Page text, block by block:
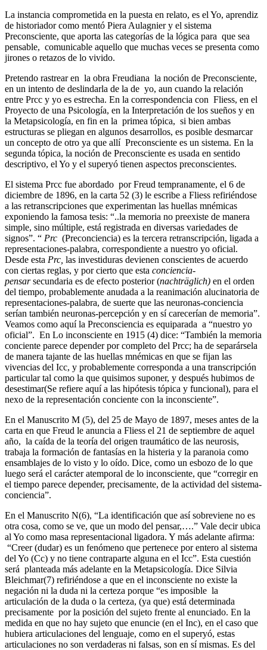
La instancia comprometida en la puesta en relato, es el Yo, aprendiz
de historiador como mentó Piera Aulagnier y el sistema
Preconsciente, que aporta las categorías de la lógica para que sea
pensable, comunicable aquello que muchas veces se presenta como
jirones o retazos de lo vivido.
Pretendo rastrear en la obra Freudiana la noción de Preconsciente,
en un intento de deslindarla de la de yo, aun cuando la relación
entre Prcc y yo es estrecha. En la correspondencia con Fliess, en el
Proyecto de una Psicología, en la Interpretación de los sueños y en
la Metapsicología, en fin en la primea tópica, si bien ambas
estructuras se pliegan en algunos desarrollos, es posible desmarcar
un concepto de otro ya que allí Preconsciente es un sistema. En la
segunda tópica, la noción de Preconsciente es usada en sentido
descriptivo, el Yo y el superyó tienen aspectos preconscientes.
El sistema Prcc fue abordado por Freud tempranamente, el 6 de
diciembre de 1896, en la carta 52 (3) le escribe a Fliess refiriéndose
a las retranscripciones que experimentan las huellas mnémicas
exponiendo la famosa tesis: “..la memoria no preexiste de manera
simple, sino múltiple, está registrada en diversas variedades de
signos”. “ Prc (Preconciencia) es la tercera retranscripción, ligada a
representaciones-palabra, correspondiente a nuestro yo oficial.
Desde esta Prc, las investiduras devienen conscientes de acuerdo
con ciertas reglas, y por cierto que esta conciencia-
pensarsecundaria es de efecto posterior (nachträglich) en el orden
del tiempo, probablemente anudada a la reanimación alucinatoria de
representaciones-palabra, de suerte que las neuronas-conciencia
serían también neuronas-percepción y en sí carecerían de memoria”.
Veamos como aquí la Preconsciencia es equiparada a “nuestro yo
oficial”. En Lo inconsciente en 1915 (4) dice: “También la memoria
conciente parece depender por completo del Prcc; ha de separársela
de manera tajante de las huellas mnémicas en que se fijan las
vivencias del Icc, y probablemente corresponda a una transcripción
particular tal como la que quisimos suponer, y después hubimos de
desestimar(Se refiere aquí a las hipótesis tópica y funcional), para el
nexo de la representación conciente con la inconsciente”.
En el Manuscrito M (5), del 25 de Mayo de 1897, meses antes de la
carta en que Freud le anuncia a Fliess el 21 de septiembre de aquel
año, la caída de la teoría del origen traumático de las neurosis,
trabaja la formación de fantasías en la histeria y la paranoia como
ensamblajes de lo visto y lo oído. Dice, como un esbozo de lo que
luego será el carácter atemporal de lo inconsciente, que “corregir en
el tiempo parece depender, precisamente, de la actividad del sistema-
conciencia”.
En el Manuscrito N(6), “La identificación que así sobreviene no es
otra cosa, como se ve, que un modo del pensar,….” Vale decir ubica
al Yo como masa representacional ligadora. Y más adelante afirma:
“Creer (dudar) es un fenómeno que pertenece por entero al sistema
del Yo (Cc) y no tiene contraparte alguna en el Icc”. Esta cuestión
será planteada más adelante en la Metapsicología. Dice Silvia
Bleichmar(7) refiriéndose a que en el inconsciente no existe la
negación ni la duda ni la certeza porque “es imposible la
articulación de la duda o la certeza, (ya que) está determinada
precisamente por la posición del sujeto frente al enunciado. En la
medida en que no hay sujeto que enuncie (en el Inc), en el caso que
hubiera articulaciones del lenguaje, como en el superyó, estas
articulaciones no son verdaderas ni falsas, son en sí mismas. Es del